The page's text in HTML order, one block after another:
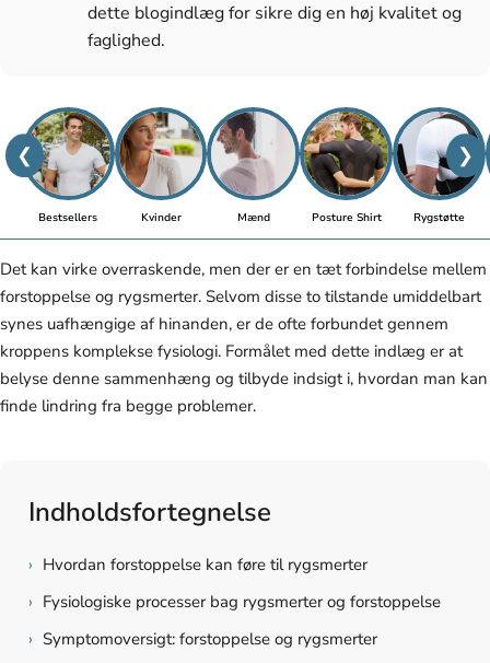
dette blogindlæg for sikre dig en høj kvalitet og
faglighed.
❮ ❯
Bestsellers Kvinder Mænd Posture Shirt Rygstøtte
Det kan virke overraskende, men der er en tæt forbindelse mellem
forstoppelse og rygsmerter. Selvom disse to tilstande umiddelbart
synes uafhængige af hinanden, er de ofte forbundet gennem
kroppens komplekse fysiologi. Formålet med dette indlæg er at
belyse denne sammenhæng og tilbyde indsigt i, hvordan man kan
finde lindring fra begge problemer.
Indholdsfortegnelse
› Hvordan forstoppelse kan føre til rygsmerter
› Fysiologiske processer bag rygsmerter og forstoppelse
› Symptomoversigt: forstoppelse og rygsmerter